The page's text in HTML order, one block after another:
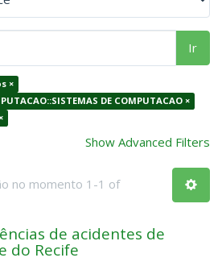
Ir
×
DE COMPUTACAO ×
Show Advanced Filters
no momento 1-1 of
de acidentes de
do Recife